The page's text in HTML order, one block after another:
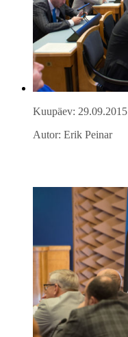
Kuupäev: 29.09.2015
Autor: Erik Peinar